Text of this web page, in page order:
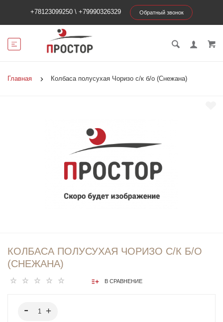
+78123099250 \ +79990326329 Обратный звонок
Главная Колбаса полусухая Чоризо с/к б/о (Снежана)
КОЛБАСА ПОЛУСУХАЯ ЧОРИЗО С/К Б/О
(СНЕЖАНА)
В СРАВНЕНИЕ